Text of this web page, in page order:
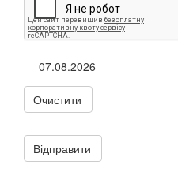
07.08.2026
Очистити
Відправити